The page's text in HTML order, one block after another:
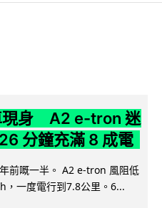
現身 A2 e-tron 迷
分鐘充滿 8 成電
前嘅一半。 A2 e-tron 風阻低
，一度電行到7.8公里。6...